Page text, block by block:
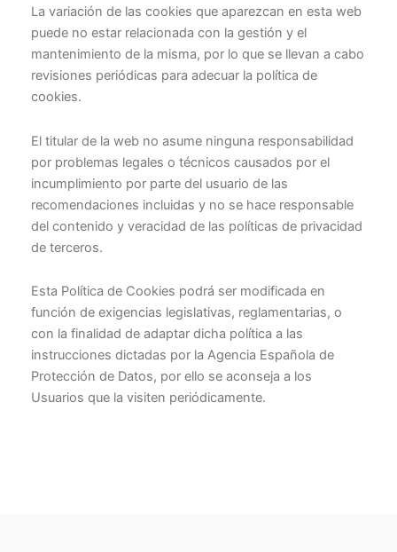
La variación de las cookies que aparezcan en esta web
puede no estar relacionada con la gestión y el
mantenimiento de la misma, por lo que se llevan a cabo
revisiones periódicas para adecuar la política de
cookies.
El titular de la web no asume ninguna responsabilidad
por problemas legales o técnicos causados por el
incumplimiento por parte del usuario de las
recomendaciones incluidas y no se hace responsable
del contenido y veracidad de las políticas de privacidad
de terceros.
Esta Política de Cookies podrá ser modificada en
función de exigencias legislativas, reglamentarias, o
con la finalidad de adaptar dicha política a las
instrucciones dictadas por la Agencia Española de
Protección de Datos, por ello se aconseja a los
Usuarios que la visiten periódicamente.